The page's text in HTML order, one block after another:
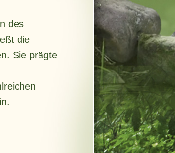
des
die
Sie prägte